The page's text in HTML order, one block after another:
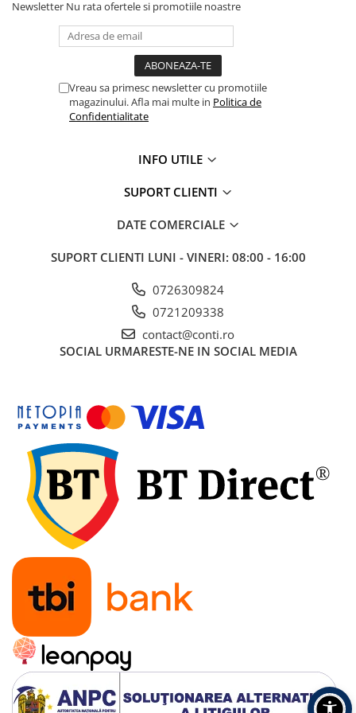
Accesorii sisteme pompare
Maiuri compactoare
Placi compactoare unidirectionale
Betoniere si Malaxoare
Accesorii betoniere
Scari de lucru si schele
Echipamente pentru transport
Masini de carotat
Masini de canelat
Carote diamantate
Discuri diamantate
Freze diamantate
Masini de sapat
Masini de sapat santuri (Trenchere)
Foreze pentru subtraversari
Accesorii pentru santier
Tubulatura evacuare deseuri
Parapeti rutieri
Arzatoare izolatii cu gaz
Scule si unelte
Scule electrice
Newsletter Nu rata ofertele si promotiile noastre
Vreau sa primesc newsletter cu promotiile
magazinului. Afla mai multe in Politica de
Confidentialitate
INFO UTILE
SUPORT CLIENTI
DATE COMERCIALE
SUPORT CLIENTI LUNI - VINERI: 08:00 - 16:00
0726309824
0721209338
contact@conti.ro
SOCIAL URMARESTE-NE IN SOCIAL MEDIA